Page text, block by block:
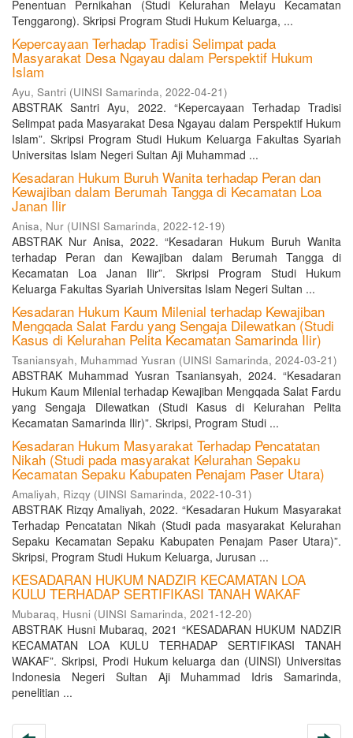
Penentuan Pernikahan (Studi Kelurahan Melayu Kecamatan
Tenggarong). Skripsi Program Studi Hukum Keluarga, ...
Kepercayaan Terhadap Tradisi Selimpat pada
Masyarakat Desa Ngayau dalam Perspektif Hukum
Islam
Ayu, Santri (UINSI Samarinda, 2022-04-21)
ABSTRAK Santri Ayu, 2022. “Kepercayaan Terhadap Tradisi
Selimpat pada Masyarakat Desa Ngayau dalam Perspektif Hukum
Islam”. Skripsi Program Studi Hukum Keluarga Fakultas Syariah
Universitas Islam Negeri Sultan Aji Muhammad ...
Kesadaran Hukum Buruh Wanita terhadap Peran dan
Kewajiban dalam Berumah Tangga di Kecamatan Loa
Janan Ilir
Anisa, Nur (UINSI Samarinda, 2022-12-19)
ABSTRAK Nur Anisa, 2022. “Kesadaran Hukum Buruh Wanita
terhadap Peran dan Kewajiban dalam Berumah Tangga di
Kecamatan Loa Janan Ilir”. Skripsi Program Studi Hukum
Keluarga Fakultas Syariah Universitas Islam Negeri Sultan ...
Kesadaran Hukum Kaum Milenial terhadap Kewajiban
Mengqada Salat Fardu yang Sengaja Dilewatkan (Studi
Kasus di Kelurahan Pelita Kecamatan Samarinda Ilir)
Tsaniansyah, Muhammad Yusran (UINSI Samarinda, 2024-03-21)
ABSTRAK Muhammad Yusran Tsaniansyah, 2024. “Kesadaran
Hukum Kaum Milenial terhadap Kewajiban Mengqada Salat Fardu
yang Sengaja Dilewatkan (Studi Kasus di Kelurahan Pelita
Kecamatan Samarinda Ilir)”. Skripsi, Program Studi ...
Kesadaran Hukum Masyarakat Terhadap Pencatatan
Nikah (Studi pada masyarakat Kelurahan Sepaku
Kecamatan Sepaku Kabupaten Penajam Paser Utara)
Amaliyah, Rizqy (UINSI Samarinda, 2022-10-31)
ABSTRAK Rizqy Amaliyah, 2022. “Kesadaran Hukum Masyarakat
Terhadap Pencatatan Nikah (Studi pada masyarakat Kelurahan
Sepaku Kecamatan Sepaku Kabupaten Penajam Paser Utara)”.
Skripsi, Program Studi Hukum Keluarga, Jurusan ...
KESADARAN HUKUM NADZIR KECAMATAN LOA
KULU TERHADAP SERTIFIKASI TANAH WAKAF
Mubaraq, Husni (UINSI Samarinda, 2021-12-20)
ABSTRAK Husni Mubaraq, 2021 “KESADARAN HUKUM NADZIR
KECAMATAN LOA KULU TERHADAP SERTIFIKASI TANAH
WAKAF”. Skripsi, Prodi Hukum keluarga dan (UINSI) Universitas
Indonesia Negeri Sultan Aji Muhammad Idris Samarinda,
penelitian ...